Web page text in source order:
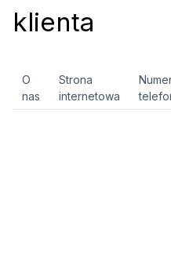
klienta
O
nas
Strona
internetowa